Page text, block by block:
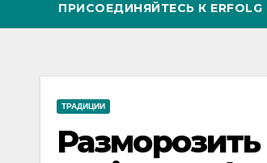
ПРИСОЕДИНЯЙТЕСЬ К ERFOLG
ТРАДИЦИИ